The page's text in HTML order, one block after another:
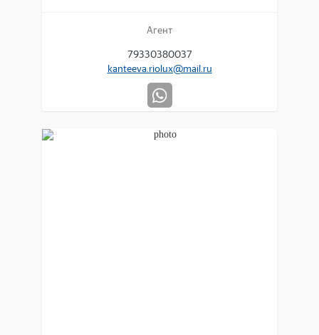
Агент
79330380037
kanteeva.riolux@mail.ru